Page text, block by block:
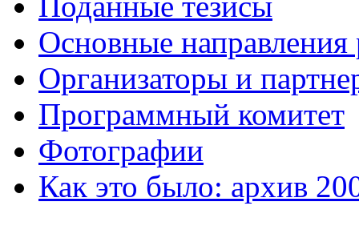
Основные направления
Организаторы и
Программный комитет
Фотографии
Как это было: архив